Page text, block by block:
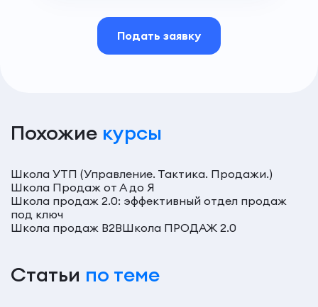
Подать заявку
Похожие курсы
Школа УТП (Управление. Тактика. Продажи.)
Школа Продаж от А до Я
Школа продаж 2.0: эффективный отдел продаж
под ключ
Школа продаж В2ВШкола ПРОДАЖ 2.0
Статьи по теме